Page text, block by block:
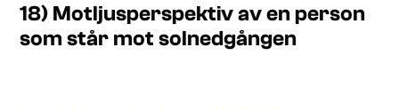
18) Motljusperspektiv av en person
som står mot solnedgången